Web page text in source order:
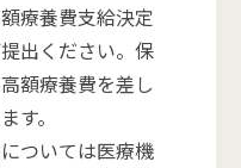
療養費支給決定
出ください。保
額療養費を差し
す。
ついては医療機